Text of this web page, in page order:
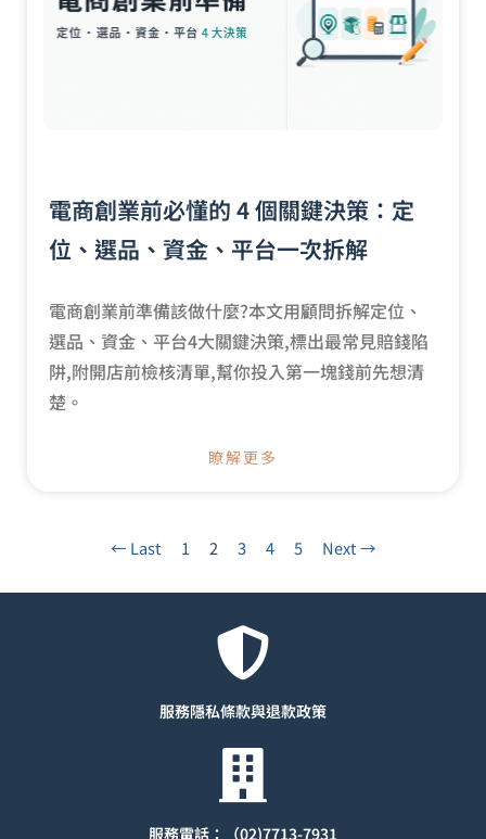
電商創業前必懂的 4 個關鍵決策：定
位、選品、資金、平台一次拆解
電商創業前準備該做什麼?本文用顧問拆解定位、
選品、資金、平台4大關鍵決策,標出最常見賠錢陷
阱,附開店前檢核清單,幫你投入第一塊錢前先想清
楚。
瞭解更多
← Last 1 2 3 4 5 Next →
服務隱私條款與退款政策
服務電話：（02)7713-7931